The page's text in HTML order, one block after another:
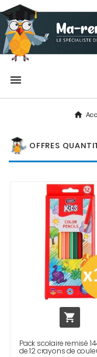

OFFRES

Pack scolaire remisé
de 12 crayons de